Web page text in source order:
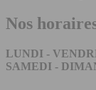
Nos
LUNDI -
SAMEDI -